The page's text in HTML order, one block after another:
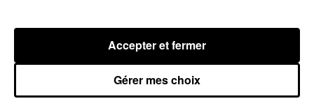
Gérer mes choix
Accepter et fermer